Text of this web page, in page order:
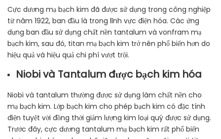
Cực dương mạ bạch kim đã được sử dụng trong công nghiệp
từ năm 1922, ban đầu là trong lĩnh vực điện hóa. Các ứng
dụng ban đầu sử dụng chất nền tantalum và vonfram mạ
bạch kim, sau đó, titan mạ bạch kim trở nên phổ biến hơn do
hiệu quả và hiệu quả chi phí vượt trội.
Niobi và Tantalum được bạch kim hóa
Niobi và tantalum thường được sử dụng làm chất nền cho
mạ bạch kim. Lớp bạch kim cho phép bạch kim có đặc tính
điện tuyệt vời đồng thời giảm lượng kim loại quý được sử dụng.
Trước đây, cực dương tantalum mạ bạch kim rất phổ biến